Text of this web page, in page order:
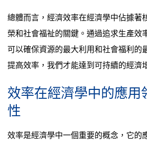
總體而言，經濟效率在經濟學中佔據著
榮和社會福祉的關鍵。通過追求生產效
可以確保資源的最大利用和社會福利的
提高效率，我們才能達到可持續的經濟
效率在經濟學中的應用
性
效率是經濟學中一個重要的概念，它的